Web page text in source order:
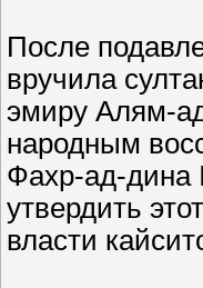
После
вручила
эмиру Алям-
народным
Фахр-ад-
утвердить
власти